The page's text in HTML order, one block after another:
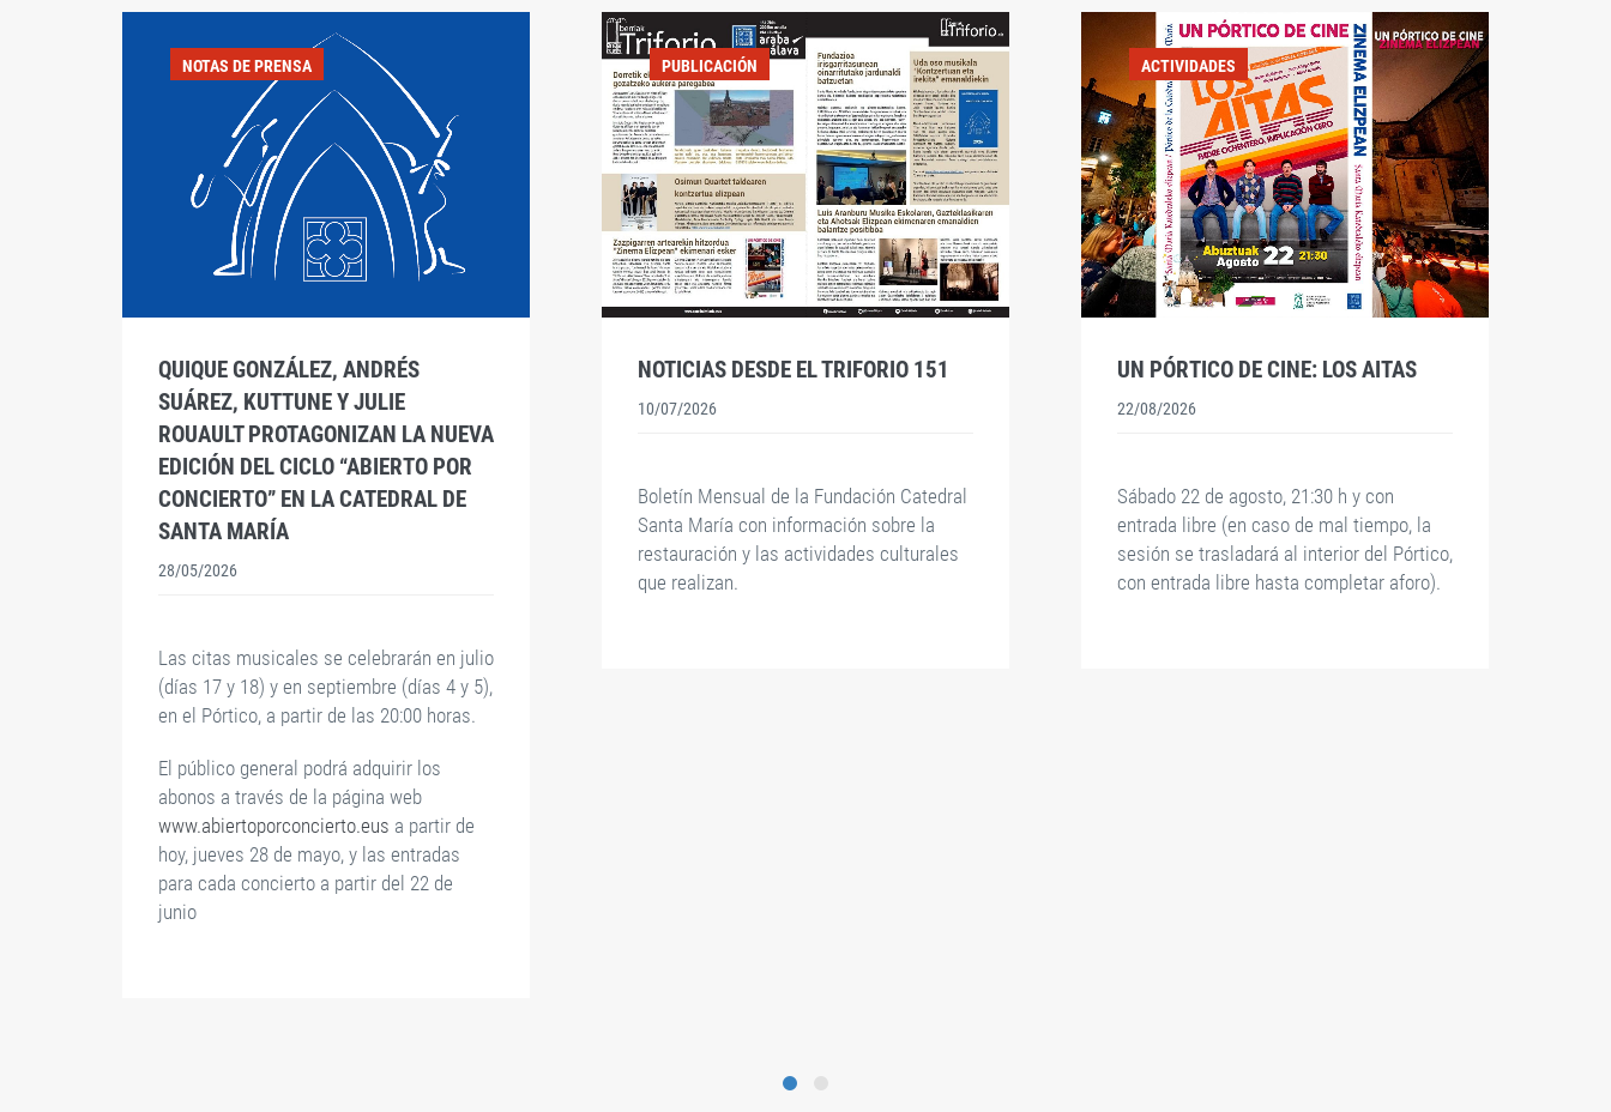
NOTAS DE PRENSA
QUIQUE GONZÁLEZ, ANDRÉS
SUÁREZ, KUTTUNE Y JULIE
ROUAULT PROTAGONIZAN LA NUEVA
EDICIÓN DEL CICLO “ABIERTO POR
CONCIERTO” EN LA CATEDRAL DE
SANTA MARÍA
28/05/2026
Las citas musicales se celebrarán en julio
(días 17 y 18) y en septiembre (días 4 y 5),
en el Pórtico, a partir de las 20:00 horas.
El público general podrá adquirir los
abonos a través de la página web
www.abiertoporconcierto.eus a partir de
hoy, jueves 28 de mayo, y las entradas
para cada concierto a partir del 22 de
junio
PUBLICACIÓN
NOTICIAS DESDE EL TRIFORIO 151
10/07/2026
Boletín Mensual de la Fundación Catedral
Santa María con información sobre la
restauración y las actividades culturales
que realizan.
ACTIVIDADES
UN PÓRTICO DE CINE: LOS AITAS
22/08/2026
Sábado 22 de agosto, 21:30 h y con
entrada libre (en caso de mal tiempo, la
sesión se trasladará al interior del Pórtico,
con entrada libre hasta completar aforo).